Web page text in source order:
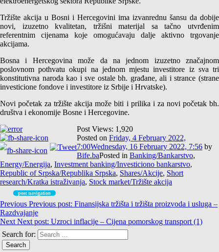
Tržište akcija u Bosni i Hercegovini ima izvanrednu šansu da dobije
novi, izuzetno kvalitetan, tržišni materijal sa tačno utvrđenim
referentnim cijenama koje omogućavaju dalje aktivno trgovanje
akcijama.
Bosna i Hercegovina može da na jednom izuzetno značajnom
poslovnom pothvatu okupi na jednom mjestu investitore iz sva tri
konstitutivna naroda kao i sve ostale bh. građane, ali i strance (strane
investicione fondove i investitore iz Srbije i Hrvatske).
Novi početak za tržište akcija može biti i prilika i za novi početak bh.
društva i ekonomije Bosne i Hercegovine.
Post Views: 1,920
Posted on Friday, 4 February 2022,
7:00Wednesday, 16 February 2022, 7:56 by
Bife.baPosted in Banking/Bankarstvo,
Energy/Energija, Investment banking/Investiciono bankarstvo,
Republic of Srpska/Republika Srpska, Shares/Akcije, Short
research/Kratka istraživanja, Stock market/Tržište akcija
post navigation
Previous Previous post: Finansijska tržišta i tržišta proizvoda i usluga –
Razdvajanje
Next Next post: Uzroci inflacije – Cijena pomorskog transport (1)
Search for: